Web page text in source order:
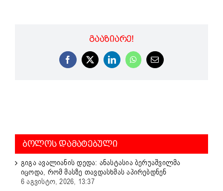
ᲒᲐᲐᲖᲘᲐᲠᲔ!
Facebook
X LinkedInWhatsApp
Email
ᲑᲝᲚᲝᲡ ᲓᲐᲛᲐᲢᲔᲑᲣᲚᲘ
გიგა ავალიანის დედა: ანასტასია ბერუაშვილმა
იცოდა, რომ მასზე თავდასხმას აპირებდნენ
6 აგვისტო, 2026, 13:37